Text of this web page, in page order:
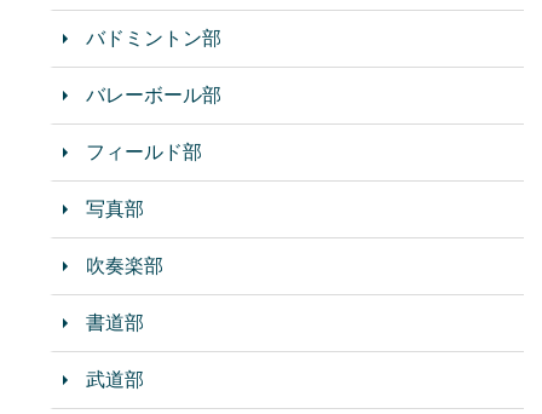
バドミントン部
バレーボール部
フィールド部
写真部
吹奏楽部
書道部
武道部